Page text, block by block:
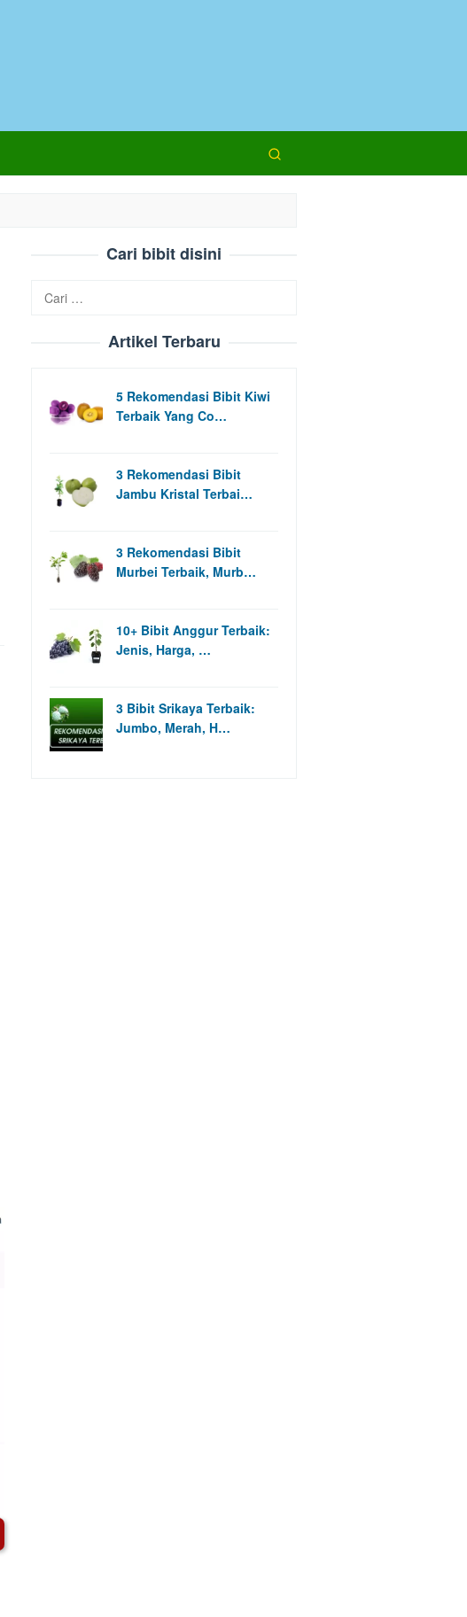
Cari bibit disini
Cari
untuk:
Artikel Terbaru
5 Rekomendasi Bibit Kiwi
Terbaik Yang Co…
3 Rekomendasi Bibit
Jambu Kristal Terbai…
3 Rekomendasi Bibit
Murbei Terbaik, Murb…
10+ Bibit Anggur Terbaik:
Jenis, Harga, …
3 Bibit Srikaya Terbaik:
Jumbo, Merah, H…